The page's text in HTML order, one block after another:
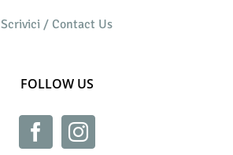
Scrivici / Contact Us
FOLLOW US